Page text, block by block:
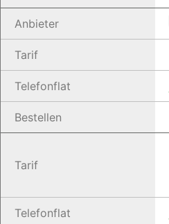
Anbieter
Tarif
Telefonflat
Bestellen
Tarif
Telefonflat